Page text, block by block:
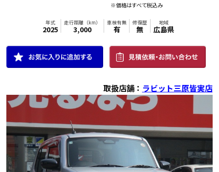
※価格はすべて税込み
取扱店舗： ラビット三原皆実店